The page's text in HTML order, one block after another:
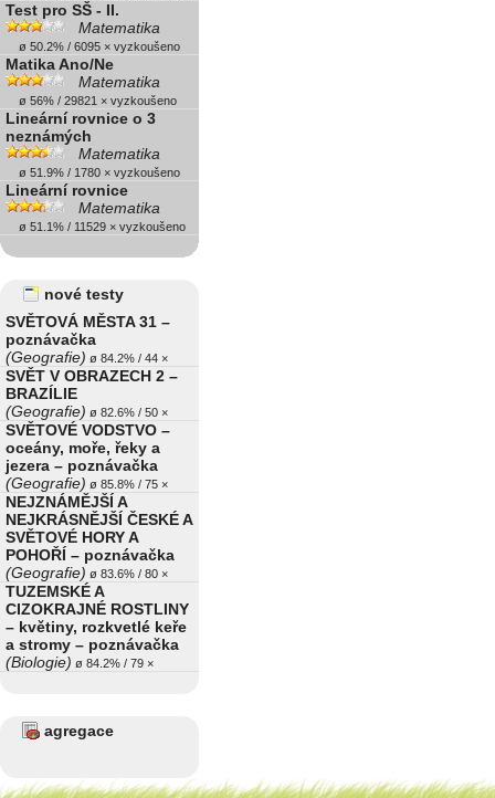
Test pro SŠ - II.
Matematika
ø 50.2% / 6095 × vyzkoušeno
Matika Ano/Ne
Matematika
ø 56% / 29821 × vyzkoušeno
Lineární rovnice o 3
neznámých
Matematika
ø 51.9% / 1780 × vyzkoušeno
Lineární rovnice
Matematika
ø 51.1% / 11529 × vyzkoušeno
nové testy
SVĚTOVÁ MĚSTA 31 –
poznávačka
(Geografie) ø 84.2% / 44 ×
SVĚT V OBRAZECH 2 –
BRAZÍLIE
(Geografie) ø 82.6% / 50 ×
SVĚTOVÉ VODSTVO –
oceány, moře, řeky a
jezera – poznávačka
(Geografie) ø 85.8% / 75 ×
NEJZNÁMĚJŠÍ A
NEJKRÁSNĚJŠÍ ČESKÉ A
SVĚTOVÉ HORY A
POHOŘÍ – poznávačka
(Geografie) ø 83.6% / 80 ×
TUZEMSKÉ A
CIZOKRAJNÉ ROSTLINY
– květiny, rozkvetlé keře
a stromy – poznávačka
(Biologie) ø 84.2% / 79 ×
agregace